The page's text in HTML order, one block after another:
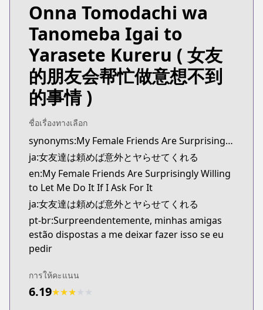
Official Raw
Official Raw
https://comic-walker.com/detail/
Kitsu
Kitsu
https://kitsu.app/manga/onna-tomodachi-wa-
MangaUpdates
MangaUpdates
https://www.mangaupdates.com/
novelUpdates
novelUpdates
https://www.novelupdates.com/series/female-
Book☆Walker
Book☆Walker
https://bookwalker.jp/series/438541
Onna Tomodachi wa
Tanomeba Igai to
Yarasete Kureru ( 女友
的朋友会帮忙做意想不到
的事情 )
ชื่อเรื่องทางเลือก
synonyms:My Female Friends Are Surprisingly Willing to Let Me Do It If I Ask For It
ja:女友達は頼めば意外とヤらせてくれる
en:My Female Friends Are Surprisingly Willing
to Let Me Do It If I Ask For It
ja:女友達は頼めば意外とヤらせてくれる
pt-br:Surpreendentemente, minhas amigas
estão dispostas a me deixar fazer isso se eu
pedir
การให้คะแนน
6.19★★★